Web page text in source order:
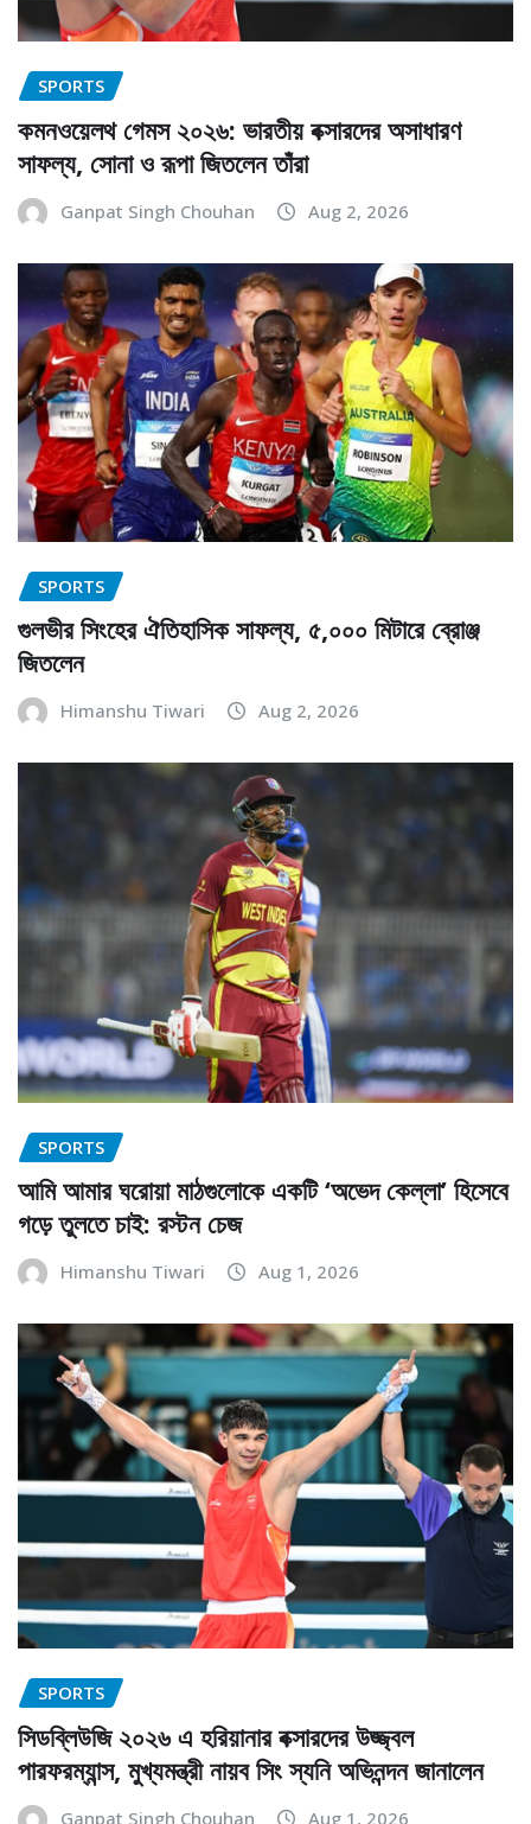
SPORTS
কমনওয়েলথ গেমস ২০২৬: ভারতীয় বক্সারদের অসাধারণ
সাফল্য, সোনা ও রূপা জিতলেন তাঁরা
Ganpat Singh Chouhan Aug 2, 2026
SPORTS
গুলভীর সিংহের ঐতিহাসিক সাফল্য, ৫,০০০ মিটারে ব্রোঞ্জ
জিতলেন
Himanshu Tiwari Aug 2, 2026
SPORTS
আমি আমার ঘরোয়া মাঠগুলোকে একটি ‘অভেদ কেল্লা’ হিসেবে
গড়ে তুলতে চাই: রস্টন চেজ
Himanshu Tiwari Aug 1, 2026
SPORTS
সিডব্লিউজি ২০২৬ এ হরিয়ানার বক্সারদের উজ্জ্বল
পারফরম্যান্স, মুখ্যমন্ত্রী নায়ব সিং স্যনি অভিনন্দন জানালেন
Ganpat Singh Chouhan Aug 1, 2026